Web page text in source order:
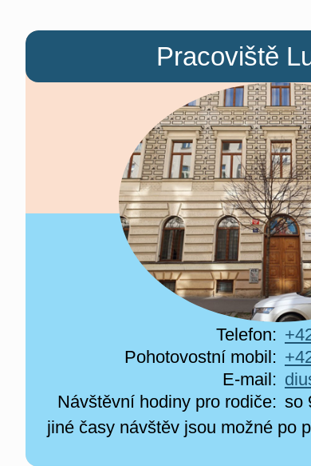
Pracoviště
Telefon:
Pohotovostní mobil:
E-mail:
Návštěvní hodiny pro rodiče: so
jiné časy návštěv jsou možné po